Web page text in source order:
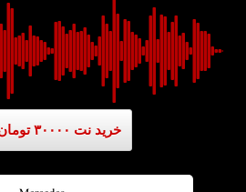
خرید نت ۳۰۰۰۰ تومان